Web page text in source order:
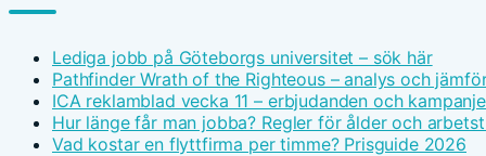
Lediga jobb på Göteborgs universitet – sök här
Pathfinder Wrath of the Righteous – analys och
ICA reklamblad vecka 11 – erbjudanden och
Hur länge får man jobba? Regler för ålder och
Vad kostar en flyttfirma per timme? Prisguide 2026